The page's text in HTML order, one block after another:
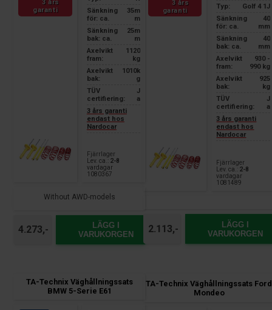
3 års
garanti
Sänkning
för: ca.
35m
m
Sänkning
bak: ca.
25m
m
Axelvikt
fram:
1120
kg
Axelvikt
bak:
1010k
g
TÜV
certifiering:
J
a
3 års garanti
endast hos
Nardocar
Fjärrlager
Lev. ca.:
2-8
vardagar
1080367
Without AWD-models
4.273,-
LÄGG I
VARUKORGEN
3 års
garanti
Typ:
Golf 4 1J
Sänkning
för: ca.
40
mm
Sänkning
bak: ca.
40
mm
Axelvikt
fram:
930 -
990 kg
Axelvikt
bak:
925
kg
TÜV
certifiering:
J
a
3 års garanti
endast hos
Nardocar
Fjärrlager
Lev. ca.: 2-8
vardagar
1081489
2.113,-
LÄGG I
VARUKORGEN
TA-Technix Väghållningssats
BMW 5-Serie E61
TA-Technix Väghållningssats Ford
Mondeo